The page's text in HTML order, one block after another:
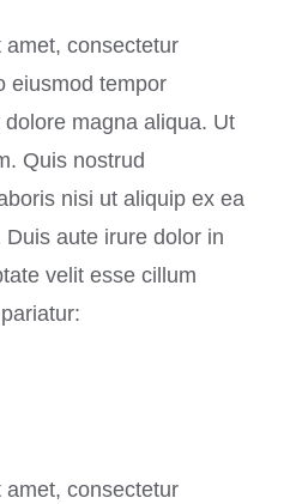
consectetur
eiusmod tempor
magna aliqua. Ut
Quis nostrud
nisi ut aliquip ex ea
aute irure dolor in
velit esse cillum
consectetur